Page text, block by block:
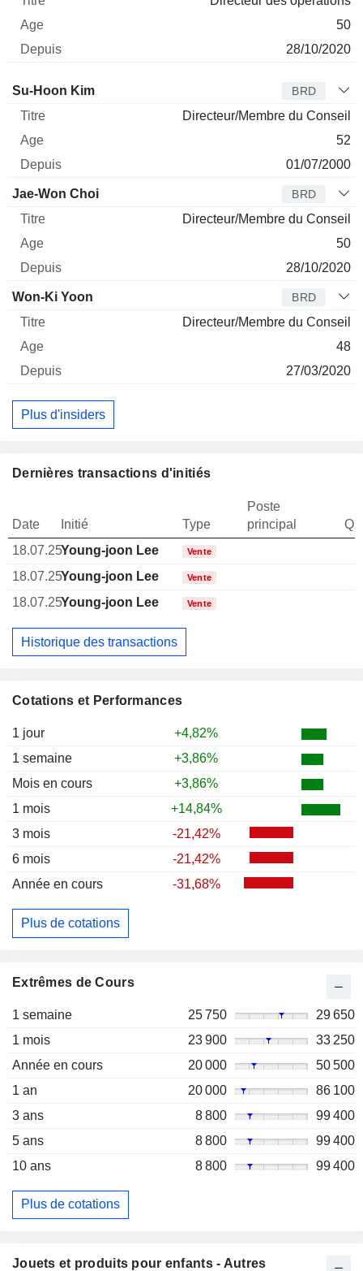
Cotations et Performances
1 jour
+4,82%
1 semaine
+3,86%
Mois en cours
+3,86%
1 mois
+14,84%
3 mois
-21,42%
6 mois
-21,42%
Année en cours
-31,68%
Plus de cotations
Extrêmes de Cours
1 semaine 25 750
29 650
1 mois
23 900
33 250
Année en cours
20 000
50 500
1 an
20 000
86 100
3 ans
8 800
99 400
5 ans
8 800
99 400
10 ans
8 800 99 400
Plus de cotations
50
28/10/2020
Administrateur
Su-Hoon Kim BRD
Directeur/Membre du Conseil
52
01/07/2000
Jae-Won Choi BRD
Directeur/Membre du Conseil
50
28/10/2020
Won-Ki Yoon BRD
Directeur/Membre du Conseil
48
27/03/2020
Plus d'insiders
Dernières transactions d'initiés
Date Initié Type
Poste
principal
18.07.25Young-joon Lee Vente
18.07.25Young-joon Lee Vente
18.07.25Young-joon Lee Vente
Historique des transactions
Jouets et produits pour enfants - Autres